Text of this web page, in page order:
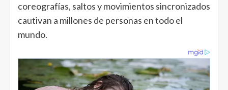
coreografías, saltos y movimientos sincronizados
cautivan a millones de personas en todo el
mundo.